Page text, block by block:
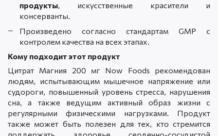
продукты, искусственные красители и
консерванты.
Произведено согласно стандартам GMP с
контролем качества на всех этапах.
Кому подходит этот продукт
Цитрат Магния 200 мг Now Foods рекомендован
людям, испытывающим мышечное напряжение или
судороги, повышенный уровень стресса, нарушения
сна, а также ведущим активный образ жизни с
регулярными физическими нагрузками. Продукт
также может быть полезен для тех, кто стремится